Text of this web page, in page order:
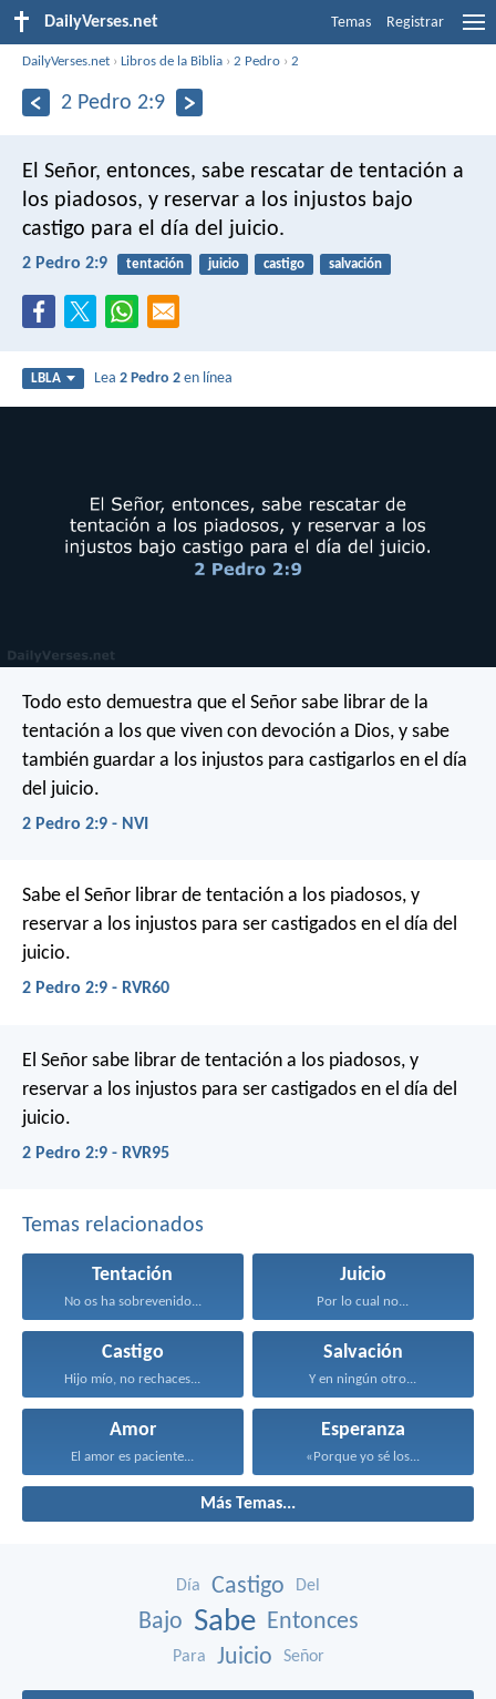
DailyVerses.net Temas Registrar
DailyVerses.net ›Libros de la Biblia ›2 Pedro ›2
2 Pedro 2:9
El Señor, entonces, sabe rescatar de tentación a
los piadosos, y reservar a los injustos bajo
castigo para el día del juicio.
2 Pedro 2:9 tentación juicio castigo salvación
LBLA Lea2 Pedro 2 en línea
Todo esto demuestra que el Señor sabe librar de la
tentación a los que viven con devoción a Dios, y sabe
también guardar a los injustos para castigarlos en el día
del juicio.
2 Pedro 2:9 - NVI
Sabe el Señor librar de tentación a los piadosos, y
reservar a los injustos para ser castigados en el día del
juicio.
2 Pedro 2:9 - RVR60
El Señor sabe librar de tentación a los piadosos, y
reservar a los injustos para ser castigados en el día del
juicio.
2 Pedro 2:9 - RVR95
Temas relacionados
Tentación
No os ha sobrevenido...
Juicio
Por lo cual no...
Castigo
Hijo mío, no rechaces...
Salvación
Y en ningún otro...
Amor
El amor es paciente...
Esperanza
«Porque yo sé los...
Más Temas...
Día Castigo Del
Bajo Sabe Entonces
Para Juicio Señor